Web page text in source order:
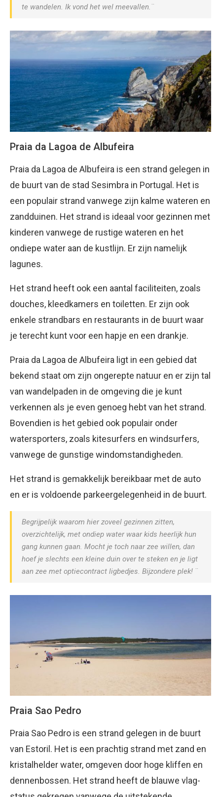
te wandelen. Ik vond het wel meevallen.¨
Praia da Lagoa de Albufeira
Praia da Lagoa de Albufeira is een strand gelegen in
de buurt van de stad Sesimbra in Portugal. Het is
een populair strand vanwege zijn kalme wateren en
zandduinen. Het strand is ideaal voor gezinnen met
kinderen vanwege de rustige wateren en het
ondiepe water aan de kustlijn. Er zijn namelijk
lagunes.
Het strand heeft ook een aantal faciliteiten, zoals
douches, kleedkamers en toiletten. Er zijn ook
enkele strandbars en restaurants in de buurt waar
je terecht kunt voor een hapje en een drankje.
Praia da Lagoa de Albufeira ligt in een gebied dat
bekend staat om zijn ongerepte natuur en er zijn tal
van wandelpaden in de omgeving die je kunt
verkennen als je even genoeg hebt van het strand.
Bovendien is het gebied ook populair onder
watersporters, zoals kitesurfers en windsurfers,
vanwege de gunstige windomstandigheden.
Het strand is gemakkelijk bereikbaar met de auto
en er is voldoende parkeergelegenheid in de buurt.
Begrijpelijk waarom hier zoveel gezinnen zitten,
overzichtelijk, met ondiep water waar kids heerlijk hun
gang kunnen gaan. Mocht je toch naar zee willen, dan
hoef je slechts een kleine duin over te steken en je ligt
aan zee met optiecontract ligbedjes. Bijzondere plek! ¨
Praia Sao Pedro
Praia Sao Pedro is een strand gelegen in de buurt
van Estoril. Het is een prachtig strand met zand en
kristalhelder water, omgeven door hoge kliffen en
dennenbossen. Het strand heeft de blauwe vlag-